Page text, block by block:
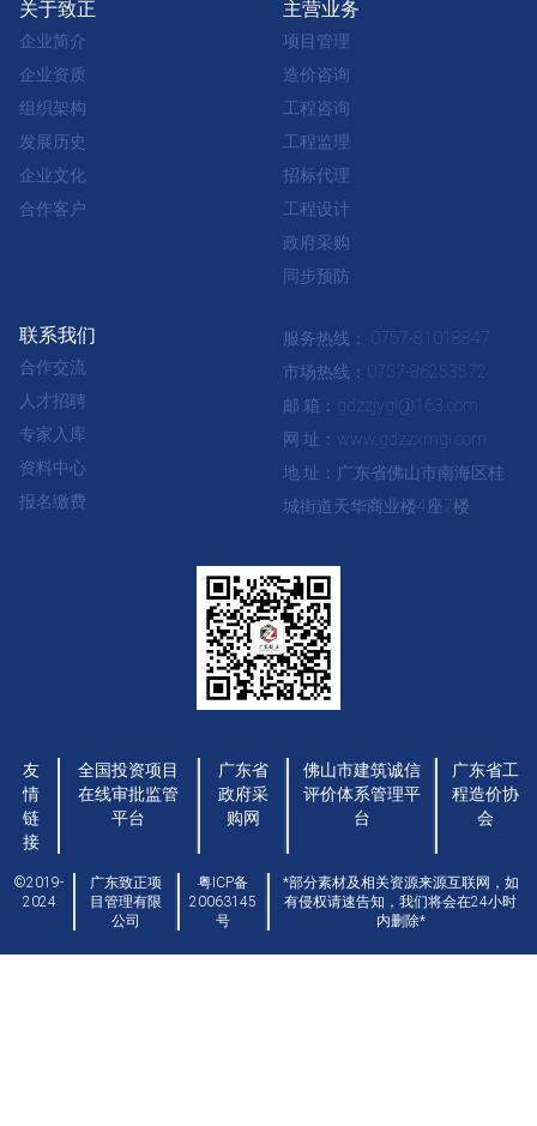
关于致正
企业简介
企业资质
组织架构
发展历史
企业文化
合作客户
主营业务
项目管理
造价咨询
工程咨询
工程监理
招标代理
工程设计
政府采购
同步预防
联系我们
合作交流
人才招聘
专家入库
资料中心
报名缴费
服务热线： 0757-81018847
市场热线：0757-86253572
邮 箱：gdzzjygl@163.com
网 址：www.gdzzxmgl.com
地 址：广东省佛山市南海区桂
城街道天华商业楼4座7楼
友
情
链
接
全国投资项目
在线审批监管
平台
广东省
政府采
购网
佛山市建筑诚信
评价体系管理平
台
广东省工
程造价协
会
©2019-
2024
广东致正项
目管理有限
公司
粤ICP备
20063145
号
*部分素材及相关资源来源互联网，如
有侵权请速告知，我们将会在24小时
内删除*